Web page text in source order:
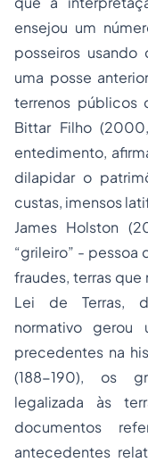
ensejou um
posseiros
uma posse
terrenos públicos
Bittar Filho
entedimento,
dilapidar o
custas, imensos
James Holston
“grileiro” - pessoa
fraudes, terras que
Lei de Terras,
normativo gerou
precedentes na
(188-190), os
legalizada às
documentos
antecedentes